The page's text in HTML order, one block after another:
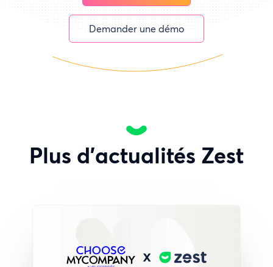
Demander une démo
Plus d'actualités Zest